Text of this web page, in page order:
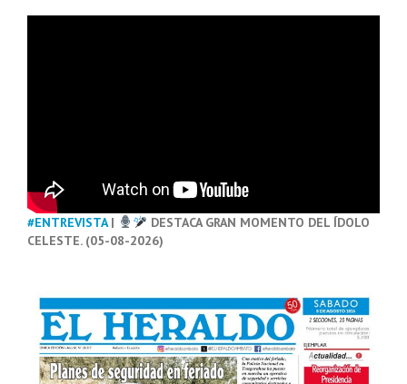
#ENTREVISTA|
DESTACA GRAN MOMENTO DEL ÍDOLO
CELESTE. (05-08-2026)